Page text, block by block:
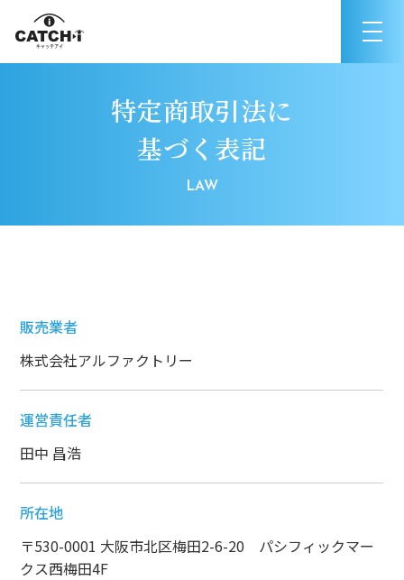
特定商取引法に
基づく表記
販売業者
株式会社アルファクトリー
運営責任者
田中 昌浩
所在地
〒530-0001 大阪市北区梅田2-6-20 パシフィックマー
クス西梅田4F